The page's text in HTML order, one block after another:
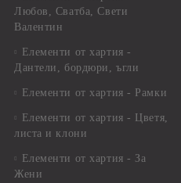
Любов, Сватба, Свети
Валентин
Елементи от хартия -
Дантели, бордюри, ъгли
Елементи от хартия - Рамки
Елементи от хартия - Цветя,
листа и клони
Елементи от хартия - За
Жени